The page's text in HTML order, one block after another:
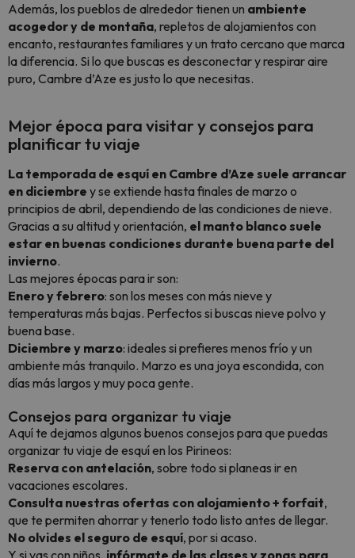
Además, los pueblos de alrededor tienen un ambiente
acogedor y de montaña, repletos de alojamientos con
encanto, restaurantes familiares y un trato cercano que marca
la diferencia. Si lo que buscas es desconectar y respirar aire
puro, Cambre d’Aze es justo lo que necesitas.
Mejor época para visitar y consejos para
planificar tu viaje
La temporada de esquí en Cambre d’Aze suele arrancar
en diciembre y se extiende hasta finales de marzo o
principios de abril, dependiendo de las condiciones de nieve.
Gracias a su altitud y orientación, el manto blanco suele
estar en buenas condiciones durante buena parte del
invierno.
Las mejores épocas para ir son:
Enero y febrero: son los meses con más nieve y
temperaturas más bajas. Perfectos si buscas nieve polvo y
buena base.
Diciembre y marzo: ideales si prefieres menos frío y un
ambiente más tranquilo. Marzo es una joya escondida, con
días más largos y muy poca gente.
Consejos para organizar tu viaje
Aquí te dejamos algunos buenos consejos para que puedas
organizar tu viaje de esquí en los Pirineos:
Reserva con antelación, sobre todo si planeas ir en
vacaciones escolares.
Consulta nuestras ofertas con alojamiento + forfait,
que te permiten ahorrar y tenerlo todo listo antes de llegar.
No olvides el seguro de esquí, por si acaso.
Y si vas con niños, infórmate de las clases y zonas para